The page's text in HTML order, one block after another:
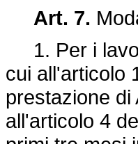
Art. 7.
1. Per i
cui all'articolo
prestazione
all'articolo 4